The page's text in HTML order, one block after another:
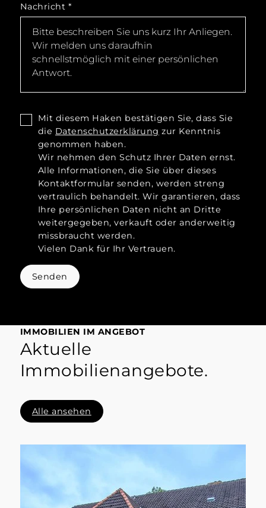
Nachricht *
Mit diesem Haken bestätigen Sie, dass Sie
die Datenschutzerklärung zur Kenntnis
genommen haben.
Wir nehmen den Schutz Ihrer Daten ernst.
Alle Informationen, die Sie über dieses
Kontaktformular senden, werden streng
vertraulich behandelt. Wir garantieren, dass
Ihre persönlichen Daten nicht an Dritte
weitergegeben, verkauft oder anderweitig
missbraucht werden.
Vielen Dank für Ihr Vertrauen.
Senden
IMMOBILIEN IM ANGEBOT
Aktuelle
Immobilienangebote.
Alle ansehen